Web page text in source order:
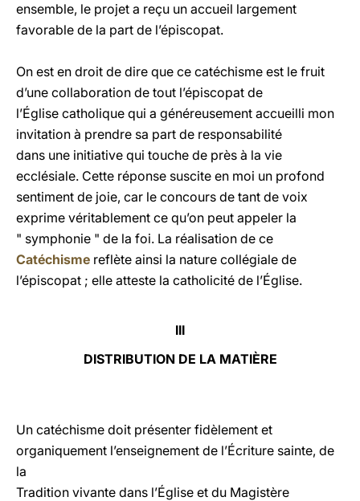
ensemble, le projet a reçu un accueil largement
favorable de la part de l’épiscopat.
On est en droit de dire que ce catéchisme est le fruit
d’une collaboration de tout l’épiscopat de
l’Église catholique qui a généreusement accueilli mon
invitation à prendre sa part de responsabilité
dans une initiative qui touche de près à la vie
ecclésiale. Cette réponse suscite en moi un profond
sentiment de joie, car le concours de tant de voix
exprime véritablement ce qu’on peut appeler la
" symphonie " de la foi. La réalisation de ce
Catéchisme reflète ainsi la nature collégiale de
l’épiscopat ; elle atteste la catholicité de l’Église.
III
DISTRIBUTION DE LA MATIÈRE
Un catéchisme doit présenter fidèlement et
organiquement l’enseignement de l’Écriture sainte, de
la
Tradition vivante dans l’Église et du Magistère